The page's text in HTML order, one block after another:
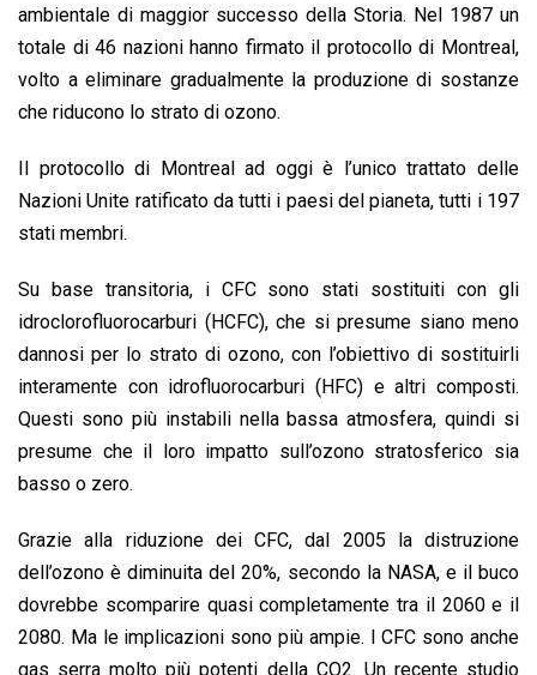
ambientale di maggior successo della Storia. Nel 1987 un
totale di 46 nazioni hanno firmato il protocollo di Montreal,
volto a eliminare gradualmente la produzione di sostanze
che riducono lo strato di ozono.
Il protocollo di Montreal ad oggi è l’unico trattato delle
Nazioni Unite ratificato da tutti i paesi del pianeta, tutti i 197
stati membri.
Su base transitoria, i CFC sono stati sostituiti con gli
idroclorofluorocarburi (HCFC), che si presume siano meno
dannosi per lo strato di ozono, con l’obiettivo di sostituirli
interamente con idrofluorocarburi (HFC) e altri composti.
Questi sono più instabili nella bassa atmosfera, quindi si
presume che il loro impatto sull’ozono stratosferico sia
basso o zero.
Grazie alla riduzione dei CFC, dal 2005 la distruzione
dell’ozono è diminuita del 20%, secondo la NASA, e il buco
dovrebbe scomparire quasi completamente tra il 2060 e il
2080. Ma le implicazioni sono più ampie. I CFC sono anche
gas serra molto più potenti della CO2. Un recente studio